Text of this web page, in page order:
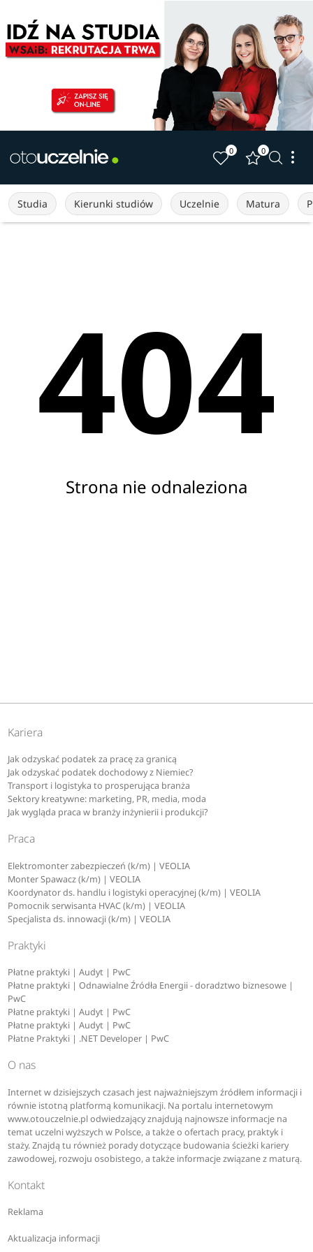
0 0
Studia Kierunki studiów Uczelnie Matura
404
Strona nie odnaleziona
Kariera
Jak odzyskać podatek za pracę za granicą
Jak odzyskać podatek dochodowy z Niemiec?
Transport i logistyka to prosperująca branża
Sektory kreatywne: marketing, PR, media, moda
Jak wygląda praca w branży inżynierii i produkcji?
Praca
Elektromonter zabezpieczeń (k/m) | VEOLIA
Monter Spawacz (k/m) | VEOLIA
Koordynator ds. handlu i logistyki operacyjnej (k/m) | VEOLIA
Pomocnik serwisanta HVAC (k/m) | VEOLIA
Specjalista ds. innowacji (k/m) | VEOLIA
Praktyki
Płatne praktyki | Audyt | PwC
Płatne praktyki | Odnawialne Źródła Energii - doradztwo biznesowe |
PwC
Płatne praktyki | Audyt | PwC
Płatne praktyki | Audyt | PwC
Płatne Praktyki | .NET Developer | PwC
O nas
Internet w dzisiejszych czasach jest najważniejszym źródłem informacji i
równie istotną platformą komunikacji. Na portalu internetowym
www.otouczelnie.pl odwiedzający znajdują najnowsze informacje na
temat uczelni wyższych w Polsce, a także o ofertach pracy, praktyk i
staży. Znajdą tu również porady dotyczące budowania ścieżki kariery
zawodowej, rozwoju osobistego, a także informacje związane z maturą.
Kontakt
Reklama
Aktualizacja informacji